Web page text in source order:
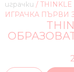
играчки /
ИГРАЧКА ПЪРВИ